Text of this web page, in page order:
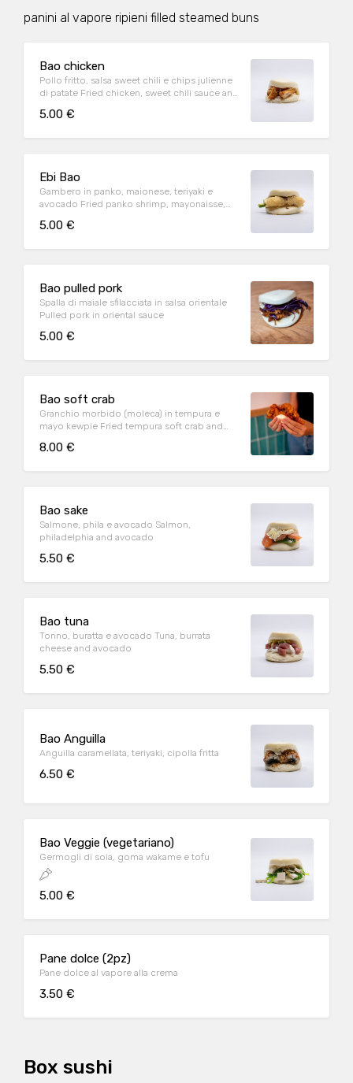
panini al vapore ripieni filled steamed buns
Bao chicken
Pollo fritto, salsa sweet chili e chips julienne
di patate Fried chicken, sweet chili sauce and
5.00 €
Ebi Bao
Gambero in panko, maionese, teriyaki e
avocado Fried panko shrimp, mayonaisse,
5.00 €
Bao pulled pork
Spalla di maiale sfilacciata in salsa orientale
Pulled pork in oriental sauce
5.00 €
Bao soft crab
Granchio morbido (moleca) in tempura e
mayo kewpie Fried tempura soft crab and
8.00 €
Bao sake
Salmone, phila e avocado Salmon,
philadelphia and avocado
5.50 €
Bao tuna
Tonno, buratta e avocado Tuna, burrata
cheese and avocado
5.50 €
Bao Anguilla
Anguilla caramellata, teriyaki, cipolla fritta
6.50 €
Bao Veggie (vegetariano)
Germogli di soia, goma wakame e tofu
5.00 €
Pane dolce (2pz)
Pane dolce al vapore alla crema
3.50 €
Box sushi